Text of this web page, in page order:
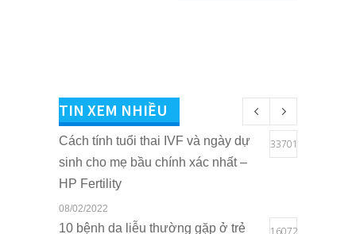
TIN XEM NHIỀU
Cách tính tuổi thai IVF và ngày dự
sinh cho mẹ bầu chính xác nhất –
HP Fertility
33701
08/02/2022
10 bệnh da liễu thường gặp ở trẻ